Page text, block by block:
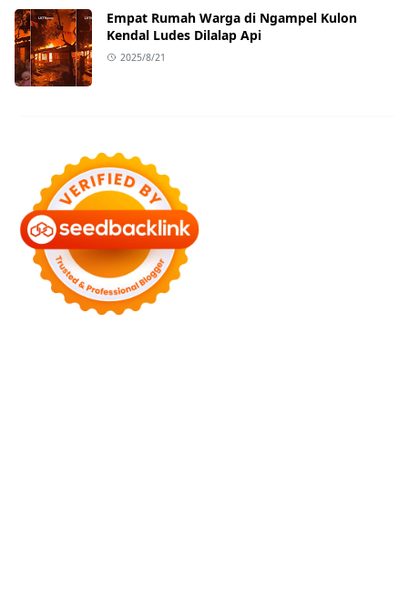
Empat Rumah Warga di Ngampel Kulon
Kendal Ludes Dilalap Api
2025/8/21